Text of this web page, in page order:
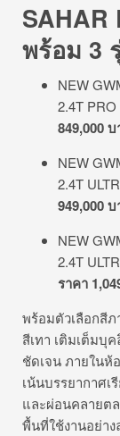
SAHAR
พร้อม 3
NEW
2.4T
849,000
NEW
2.4T
949,000
NEW
2.4T
ราคา
พร้อมตัวเลือกสี
สีเทา เติมเต็มบุ
ชัดเจน ภายในห้
เน้นบรรยากาศ
และผ่อนคลายต
พื้นที่ใช้งานอย่าง